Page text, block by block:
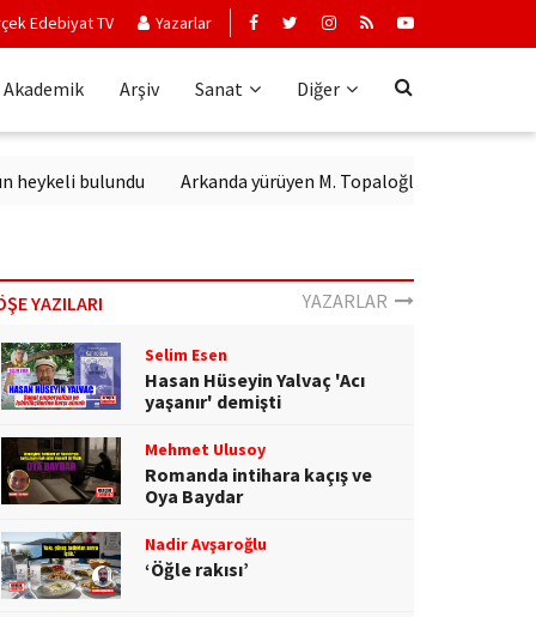
Edebiyat TV Yazarlar
Akademik Arşiv Sanat Diğer
bulundu Arkanda yürüyen M. Topaloğlu
YAZILARI YAZARLAR
Selim Esen
Hasan Hüseyin Yalvaç 'Acı
yaşanır' demişti
Mehmet Ulusoy
Romanda intihara kaçış ve
Oya Baydar
Nadir Avşaroğlu
‘Öğle rakısı’